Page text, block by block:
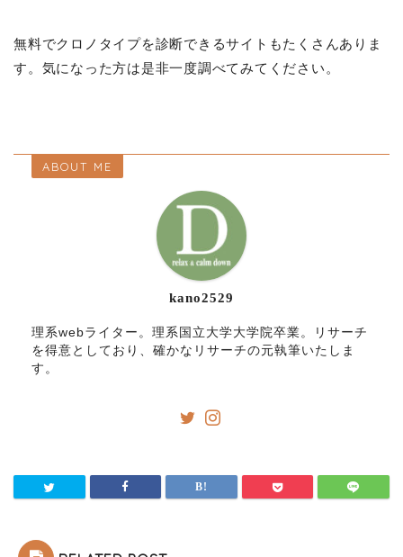
無料でクロノタイプを診断できるサイトもたくさんありま
す。気になった方は是非一度調べてみてください。
ABOUT ME
kano2529
理系webライター。理系国立大学大学院卒業。リサーチ
を得意としており、確かなリサーチの元執筆いたしま
す。